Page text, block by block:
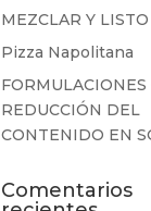
MEZCLAR Y LISTO
Pizza Napolitana
FORMULACIONES
REDUCCIÓN DEL
CONTENIDO EN
Comentarios